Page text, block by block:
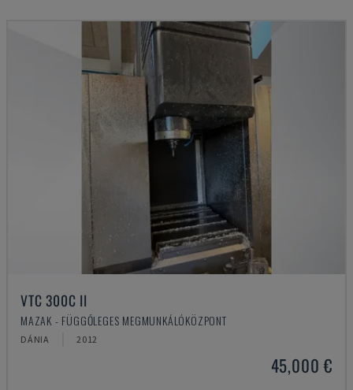
VTC 300C II
MAZAK - FÜGGŐLEGES MEGMUNKÁLÓKÖZPONT
DÁNIA 2012
45,000 €